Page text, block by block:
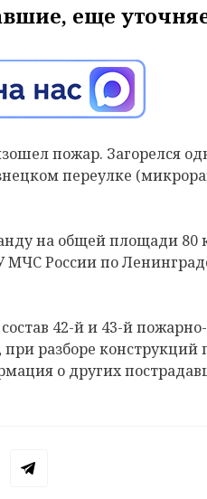
еще
пожар. Загорелся
переулке
на общей площади 80
МЧС России по
42-й и 43-й пожарно-
разборе
о других